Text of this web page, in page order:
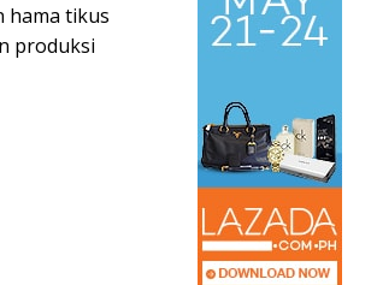
hama tikus
produksi